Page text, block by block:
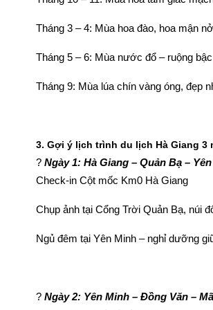
Tháng 3 – 4: Mùa hoa đào, hoa mận
Tháng 5 – 6: Mùa nước đổ – ruộng
Tháng 9: Mùa lúa chín vàng óng, đẹp
3. Gợi ý lịch trình du lịch Hà Giang 3
? Ngày 1: Hà Giang – Quản Bạ –
Check-in Cột mốc Km0 Hà Giang
Chụp ảnh tại Cổng Trời Quản Bạ, núi
Ngủ đêm tại Yên Minh – nghỉ dưỡng
? Ngày 2: Yên Minh – Đồng Văn –